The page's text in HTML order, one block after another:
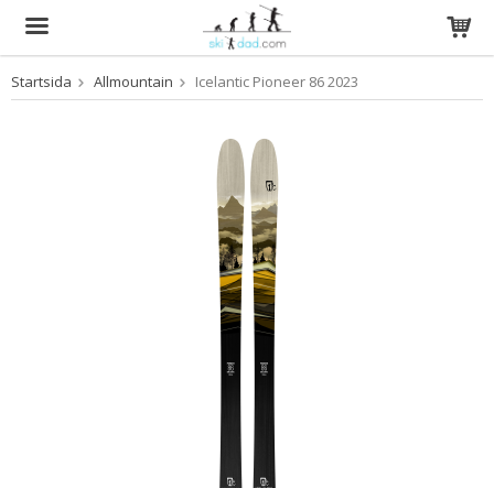
Produkten har blivit tillagd i varukorgen
Startsida Allmountain Icelantic Pioneer 86 2023